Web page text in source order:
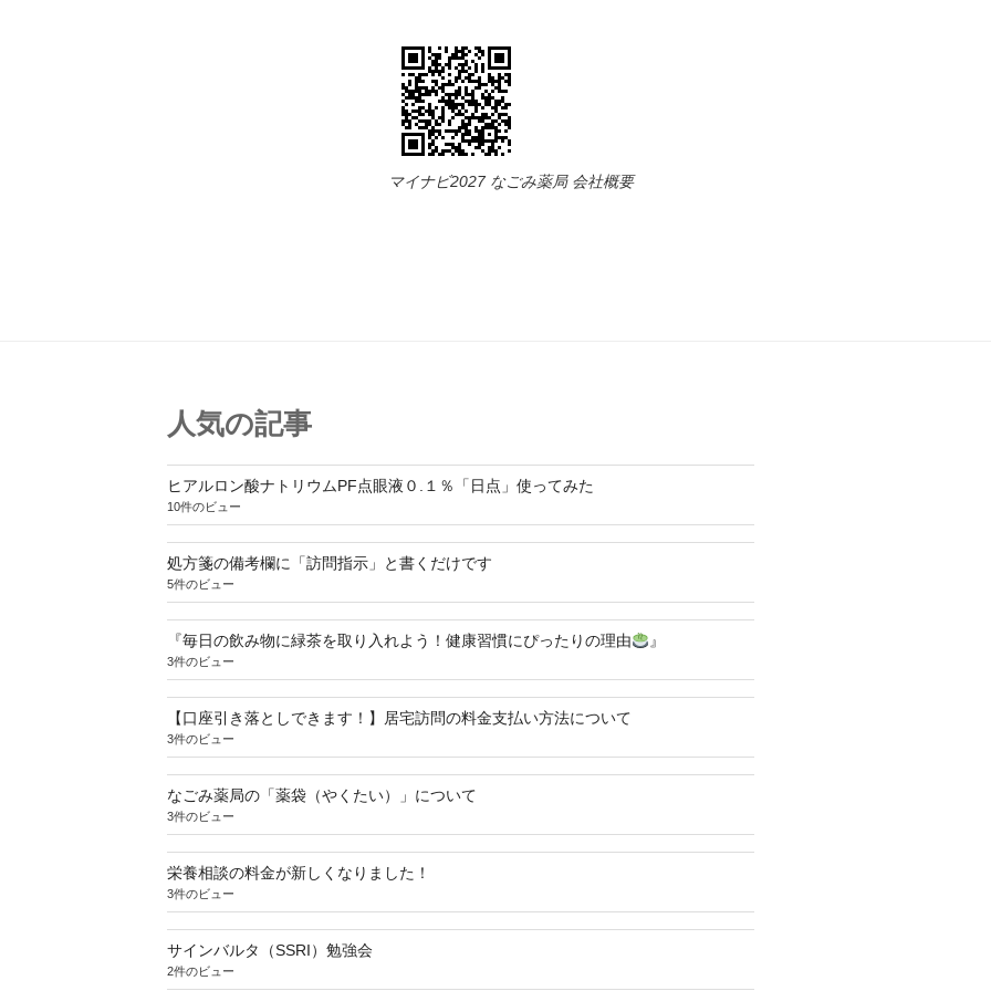
マイナビ2027 なごみ薬局 会社概要
人気の記事
ヒアルロン酸ナトリウムPF点眼液０.１％「日点」使ってみた
10件のビュー
処方箋の備考欄に「訪問指示」と書くだけです
5件のビュー
『毎日の飲み物に緑茶を取り入れよう！健康習慣にぴったりの理由 』
3件のビュー
【口座引き落としできます！】居宅訪問の料金支払い方法について
3件のビュー
なごみ薬局の「薬袋（やくたい）」について
3件のビュー
栄養相談の料金が新しくなりました！
3件のビュー
サインバルタ（SSRI）勉強会
2件のビュー